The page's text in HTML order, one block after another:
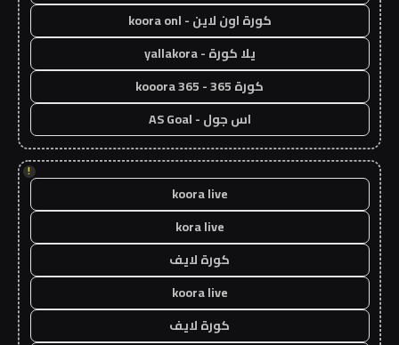
كورة اون لاين - koora onl
يلا كورة - yallakora
كورة 365 - kooora 365
اس جول - AS Goal
!
koora live
kora live
كورة لايف
koora live
كورة لايف